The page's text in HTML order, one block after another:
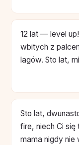
12 lat — level
wbitych z
lagów. Sto lat,
Sto lat,
fire, niech Ci się
mama nigdy